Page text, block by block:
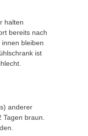
halten
bereits nach
bleiben
ist
anderer
braun.